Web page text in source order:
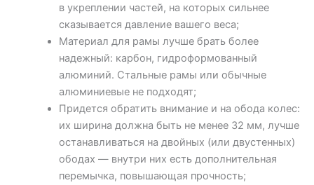
в укреплении частей, на которых сильнее
сказывается давление вашего веса;
Материал для рамы лучше брать более
надежный: карбон, гидроформованный
алюминий. Стальные рамы или обычные
алюминиевые не подходят;
Придется обратить внимание и на обода колес:
их ширина должна быть не менее 32 мм, лучше
останавливаться на двойных (или двустенных)
ободах — внутри них есть дополнительная
перемычка, повышающая прочность;